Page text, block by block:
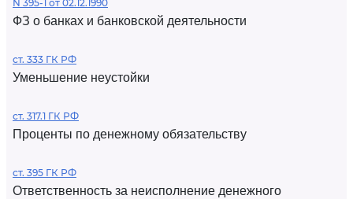
N 395-1 от 02.12.1990
ФЗ о банках и банковской деятельности
ст. 333 ГК РФ
Уменьшение неустойки
ст. 317.1 ГК РФ
Проценты по денежному обязательству
ст. 395 ГК РФ
Ответственность за неисполнение денежного